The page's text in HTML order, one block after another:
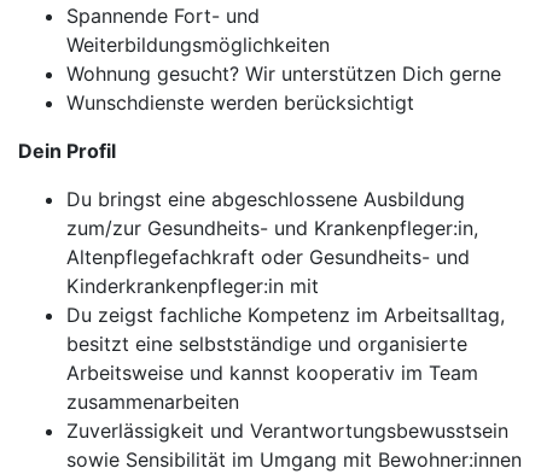
Spannende Fort- und
Weiterbildungsmöglichkeiten
Wohnung gesucht? Wir unterstützen Dich gerne
Wunschdienste werden berücksichtigt
Dein Profil
Du bringst eine abgeschlossene Ausbildung
zum/zur Gesundheits- und Krankenpfleger:in,
Altenpflegefachkraft oder Gesundheits- und
Kinderkrankenpfleger:in mit
Du zeigst fachliche Kompetenz im Arbeitsalltag,
besitzt eine selbstständige und organisierte
Arbeitsweise und kannst kooperativ im Team
zusammenarbeiten
Zuverlässigkeit und Verantwortungsbewusstsein
sowie Sensibilität im Umgang mit Bewohner:innen